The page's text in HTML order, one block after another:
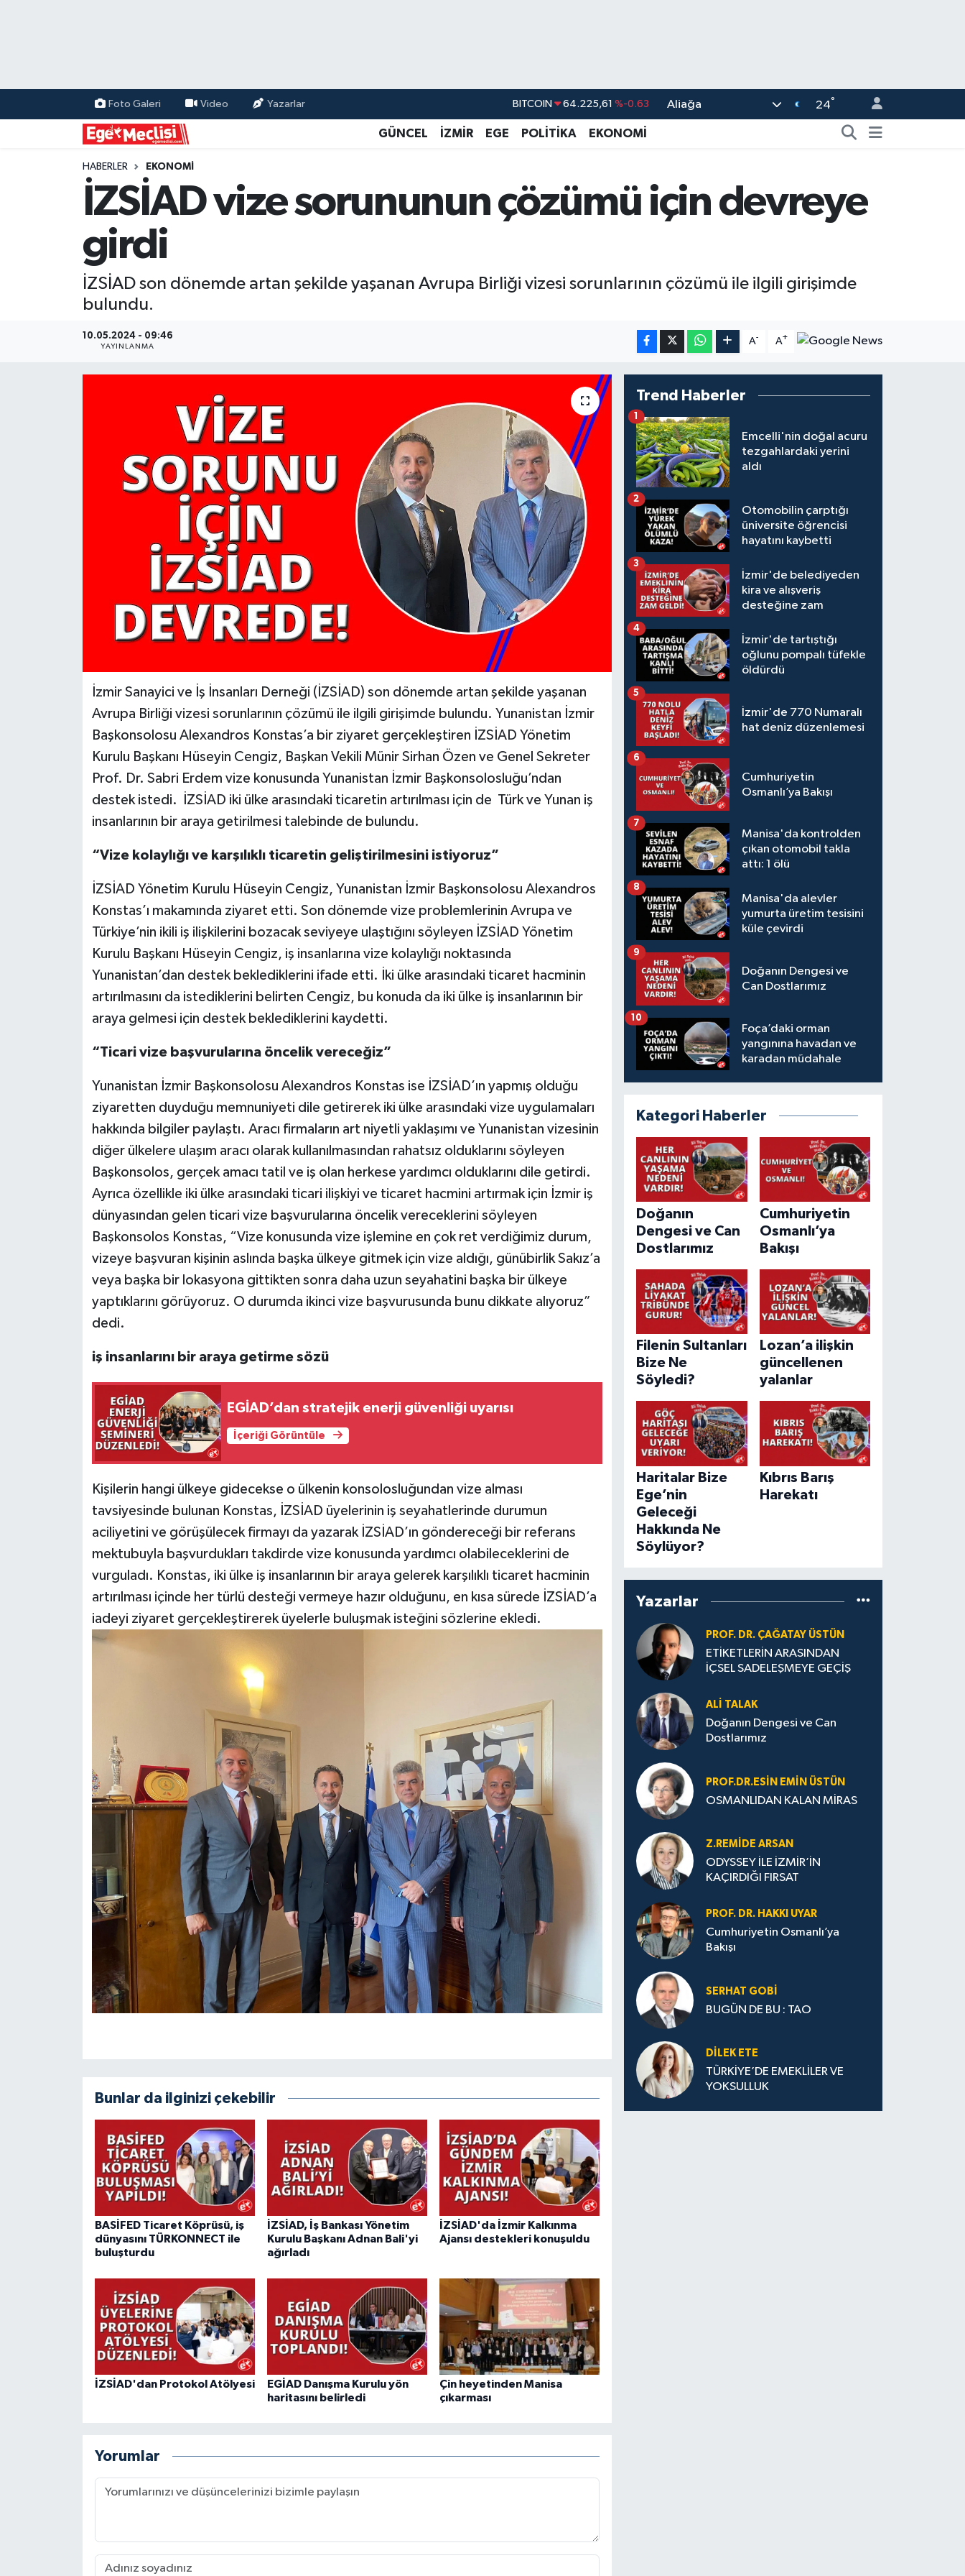
Foto Galeri Video Yazarlar DOLAR 47,6704 %0
EURO 55,0406 %-0.08
BİST100 13.799 %70
Aliağa 24°
GÜNCEL İZMİR EGE POLİTİKA EKONOMİ
HABERLER EKONOMİ
İZSİAD vize sorununun çözümü için devreye
girdi
İZSİAD son dönemde artan şekilde yaşanan Avrupa Birliği vizesi sorunlarının çözümü ile ilgili girişimde
bulundu.
10.05.2024 - 09:46
YAYINLANMA
A- A+
İzmir Sanayici ve İş İnsanları Derneği (İZSİAD) son dönemde artan şekilde yaşanan
Avrupa Birliği vizesi sorunlarının çözümü ile ilgili girişimde bulundu. Yunanistan İzmir
Başkonsolosu Alexandros Konstas’a bir ziyaret gerçekleştiren İZSİAD Yönetim
Kurulu Başkanı Hüseyin Cengiz, Başkan Vekili Münir Sirhan Özen ve Genel Sekreter
Prof. Dr. Sabri Erdem vize konusunda Yunanistan İzmir Başkonsolosluğu’ndan
destek istedi. İZSİAD iki ülke arasındaki ticaretin artırılması için de Türk ve Yunan iş
insanlarının bir araya getirilmesi talebinde de bulundu.
“Vize kolaylığı ve karşılıklı ticaretin geliştirilmesini istiyoruz”
İZSİAD Yönetim Kurulu Hüseyin Cengiz, Yunanistan İzmir Başkonsolosu Alexandros
Konstas’ı makamında ziyaret etti. Son dönemde vize problemlerinin Avrupa ve
Türkiye’nin ikili iş ilişkilerini bozacak seviyeye ulaştığını söyleyen İZSİAD Yönetim
Kurulu Başkanı Hüseyin Cengiz, iş insanlarına vize kolaylığı noktasında
Yunanistan’dan destek beklediklerini ifade etti. İki ülke arasındaki ticaret hacminin
artırılmasını da istediklerini belirten Cengiz, bu konuda da iki ülke iş insanlarının bir
araya gelmesi için destek beklediklerini kaydetti.
“Ticari vize başvurularına öncelik vereceğiz”
Yunanistan İzmir Başkonsolosu Alexandros Konstas ise İZSİAD’ın yapmış olduğu
ziyaretten duyduğu memnuniyeti dile getirerek iki ülke arasındaki vize uygulamaları
hakkında bilgiler paylaştı. Aracı firmaların art niyetli yaklaşımı ve Yunanistan vizesinin
diğer ülkelere ulaşım aracı olarak kullanılmasından rahatsız olduklarını söyleyen
Başkonsolos, gerçek amacı tatil ve iş olan herkese yardımcı olduklarını dile getirdi.
Ayrıca özellikle iki ülke arasındaki ticari ilişkiyi ve ticaret hacmini artırmak için İzmir iş
dünyasından gelen ticari vize başvurularına öncelik vereceklerini söyleyen
Başkonsolos Konstas, “Vize konusunda vize işlemine en çok ret verdiğimiz durum,
vizeye başvuran kişinin aslında başka ülkeye gitmek için vize aldığı, günübirlik Sakız’a
veya başka bir lokasyona gittikten sonra daha uzun seyahatini başka bir ülkeye
yaptıklarını görüyoruz. O durumda ikinci vize başvurusunda bunu dikkate alıyoruz”
dedi.
iş insanlarını bir araya getirme sözü
EGİAD’dan stratejik enerji güvenliği uyarısı
İçeriği Görüntüle
Kişilerin hangi ülkeye gidecekse o ülkenin konsolosluğundan vize alması
tavsiyesinde bulunan Konstas, İZSİAD üyelerinin iş seyahatlerinde durumun
aciliyetini ve görüşülecek firmayı da yazarak İZSİAD’ın göndereceği bir referans
mektubuyla başvurdukları takdirde vize konusunda yardımcı olabileceklerini de
vurguladı. Konstas, iki ülke iş insanlarının bir araya gelerek karşılıklı ticaret hacminin
artırılması içinde her türlü desteği vermeye hazır olduğunu, en kısa sürede İZSİAD’a
iadeyi ziyaret gerçekleştirerek üyelerle buluşmak isteğini sözlerine ekledi.
Bunlar da ilginizi çekebilir
BASİFED Ticaret Köprüsü, iş
dünyasını TÜRKONNECT ile
buluşturdu
İZSİAD, İş Bankası Yönetim
Kurulu Başkanı Adnan Bali'yi
ağırladı
İZSİAD'da İzmir Kalkınma
Ajansı destekleri konuşuldu
İZSİAD'dan Protokol Atölyesi
EGİAD Danışma Kurulu yön
haritasını belirledi
Çin heyetinden Manisa
çıkarması
Yorumlar
Trend Haberler
Emcelli'nin doğal acuru
tezgahlardaki yerini
aldı
1
Otomobilin çarptığı
üniversite öğrencisi
hayatını kaybetti
2
İzmir'de belediyeden
kira ve alışveriş
desteğine zam
3
İzmir'de tartıştığı
oğlunu pompalı tüfekle
öldürdü
4
İzmir'de 770 Numaralı
hat deniz düzenlemesi
5
Cumhuriyetin
Osmanlı’ya Bakışı
6
Manisa'da kontrolden
çıkan otomobil takla
attı: 1 ölü
7
Manisa'da alevler
yumurta üretim tesisini
küle çevirdi
8
Doğanın Dengesi ve
Can Dostlarımız
9
Foça’daki orman
yangınına havadan ve
karadan müdahale
10
Kategori Haberler
Doğanın
Dengesi ve Can
Dostlarımız
Cumhuriyetin
Osmanlı’ya
Bakışı
Filenin Sultanları
Bize Ne
Söyledi?
Lozan’a ilişkin
güncellenen
yalanlar
Haritalar Bize
Ege’nin
Geleceği
Hakkında Ne
Söylüyor?
Kıbrıs Barış
Harekatı
Yazarlar
PROF. DR. ÇAĞATAY ÜSTÜN
ETİKETLERİN ARASINDAN
İÇSEL SADELEŞMEYE GEÇİŞ
ALI TALAK
Doğanın Dengesi ve Can
Dostlarımız
PROF.DR.ESIN EMIN ÜSTÜN
OSMANLIDAN KALAN MİRAS
Z.REMIDE ARSAN
ODYSSEY İLE İZMİR’İN
KAÇIRDIĞI FIRSAT
PROF. DR. HAKKI UYAR
Cumhuriyetin Osmanlı’ya
Bakışı
SERHAT GOBİ
BUGÜN DE BU : TAO
DILEK ETE
TÜRKİYE’DE EMEKLİLER VE
YOKSULLUK
EKONOMİ
GÜNCEL
ÖZEL HABER
POLİTİKA
Programlar